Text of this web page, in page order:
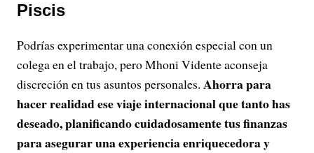
Piscis
Podrías experimentar una conexión especial con un
colega en el trabajo, pero Mhoni Vidente aconseja
discreción en tus asuntos personales. Ahorra para
hacer realidad ese viaje internacional que tanto has
deseado, planificando cuidadosamente tus finanzas
para asegurar una experiencia enriquecedora y